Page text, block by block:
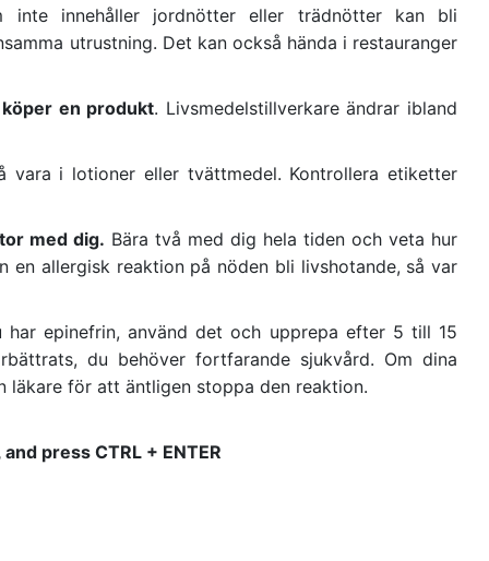
inte innehåller jordnötter eller trädnötter kan bli
utrustning. Det kan också hända i restauranger
en produkt. Livsmedelstillverkare ändrar ibland
vara i lotioner eller tvättmedel. Kontrollera etiketter
med dig. Bära två med dig hela tiden och veta hur
en allergisk reaktion på nöden bli livshotande, så var
har epinefrin, använd det och upprepa efter 5 till 15
du behöver fortfarande sjukvård. Om dina
läkare för att äntligen stoppa den reaktion.
press CTRL + ENTER